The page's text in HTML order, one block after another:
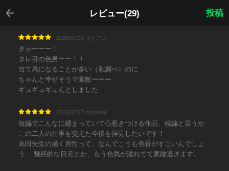
レビュー(29)
戻る
投稿
2026/07/20 さとこふ
ぎゃーーー！
タレ目の色男ーー！！
当て馬になることが多い（私調べ）のに
ちゃんと幸せそうで素敵ーーー
ギュギュギュんとしました
2026/07/17 no/name
短編でこんなに纏まっていて心惹きつける作品、続編と言うか
この二人の仕事を交えた今後を拝見したいです！
高田先生の描く男性って、なんでこうも色香がすごいんでしょ
う… 魅惑的な目元とか、もう色気が溢れてて素敵過ぎます。